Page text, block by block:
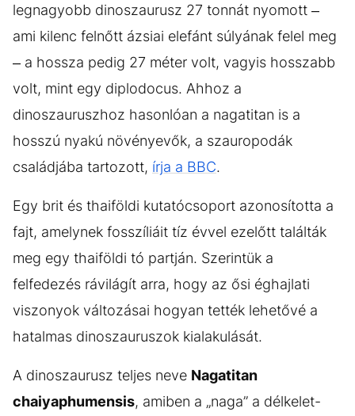
legnagyobb dinoszaurusz 27 tonnát nyomott –
ami kilenc felnőtt ázsiai elefánt súlyának felel meg
– a hossza pedig 27 méter volt, vagyis hosszabb
volt, mint egy diplodocus. Ahhoz a
dinoszauruszhoz hasonlóan a nagatitan is a
hosszú nyakú növényevők, a szauropodák
családjába tartozott, írja a BBC.
Egy brit és thaiföldi kutatócsoport azonosította a
fajt, amelynek fosszíliáit tíz évvel ezelőtt találták
meg egy thaiföldi tó partján. Szerintük a
felfedezés rávilágít arra, hogy az ősi éghajlati
viszonyok változásai hogyan tették lehetővé a
hatalmas dinoszauruszok kialakulását.
A dinoszaurusz teljes neve Nagatitan
chaiyaphumensis, amiben a „naga” a délkelet-